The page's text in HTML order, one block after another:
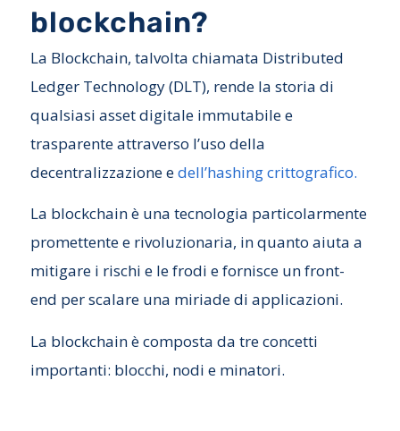
blockchain?
La Blockchain, talvolta chiamata Distributed
Ledger Technology (DLT), rende la storia di
qualsiasi asset digitale immutabile e
trasparente attraverso l’uso della
decentralizzazione edell’hashing crittografico.
La blockchain è una tecnologia particolarmente
promettente e rivoluzionaria, in quanto aiuta a
mitigare i rischi e le frodi e fornisce un front-
end per scalare una miriade di applicazioni.
La blockchain è composta da tre concetti
importanti: blocchi, nodi e minatori.